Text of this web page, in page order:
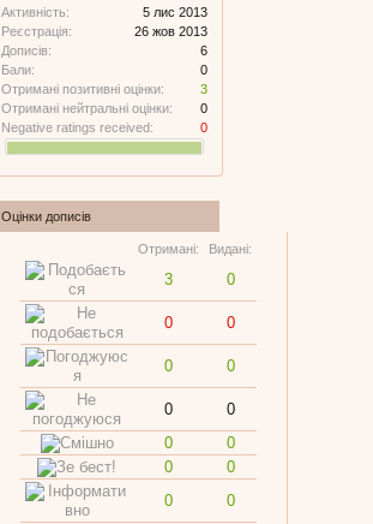
Активність:
5 лис 2013
Реєстрація:
26 жов 2013
Дописів:
6
Бали:
0
Отримані позитивні оцінки:
3
Отримані нейтральні оцінки:
0
Negative ratings received:
0
Оцінки дописів
Отримані: Видані:
3 0
0 0
0 0
0
0
0
0
0
0
0
0